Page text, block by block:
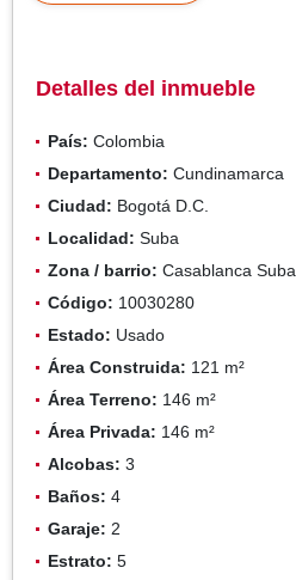
Detalles del inmueble
País: Colombia
Departamento: Cundinamarca
Ciudad: Bogotá D.C.
Localidad: Suba
Zona / barrio: Casablanca Suba
Código: 10030280
Estado: Usado
Área Construida: 121 m²
Área Terreno: 146 m²
Área Privada: 146 m²
Alcobas: 3
Baños: 4
Garaje: 2
Estrato: 5